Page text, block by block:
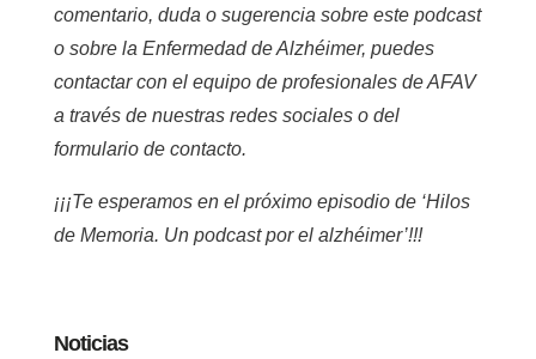
comentario, duda o sugerencia sobre este podcast
o sobre la Enfermedad de Alzhéimer, puedes
contactar con el equipo de profesionales de AFAV
a través de nuestras redes sociales o del
formulario de contacto.
¡¡¡Te esperamos en el próximo episodio de ‘Hilos
de Memoria. Un podcast por el alzhéimer’!!!
Noticias